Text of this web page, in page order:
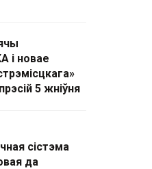
і новае
5 жніўня
сістэма
да